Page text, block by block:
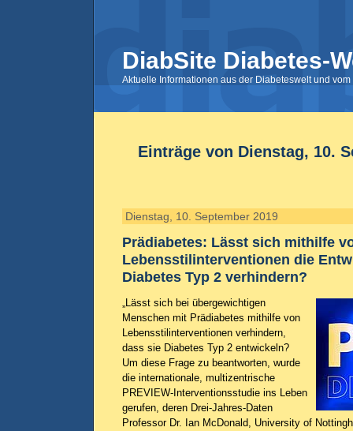
DiabSite Diabetes-
Aktuelle Informationen aus der Diabeteswelt und
Einträge von Dienstag, 10.
Dienstag, 10. September 2019
Prädiabetes: Lässt sich mithilfe
Lebensstilinterventionen die
Diabetes Typ 2 verhindern?
„Lässt sich bei übergewichtigen
Menschen mit Prädiabetes mithilfe von
Lebensstilinterventionen verhindern,
dass sie Diabetes Typ 2 entwickeln?
Um diese Frage zu beantworten, wurde
die internationale, multizentrische
PREVIEW-Interventionsstudie ins Leben
gerufen, deren Drei-Jahres-Daten
Professor Dr. Ian McDonald, University of